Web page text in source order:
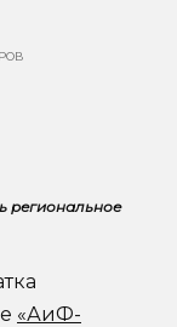
региональное
«АиФ-